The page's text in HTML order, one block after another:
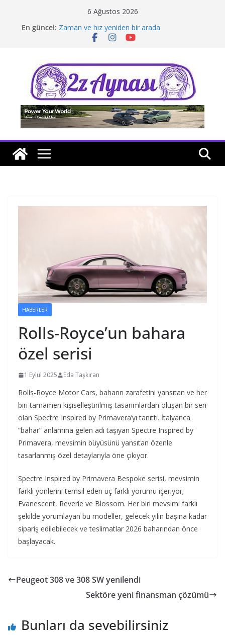
6 Ağustos 2026
En güncel: Zaman ve hız yeniden bir arada
Borusan Next Bodrum’da açıldı
Tatil rotasında test sürüşü
HABERLER
Rolls-Royce’un bahara
özel serisi
1 Eylül 2025 Eda Taşkıran
Rolls-Royce Motor Cars, baharın zarafetini yansıtan ve her
biri tamamen kişiselleştirilmiş tasarımlardan oluşan bir seri
olan Spectre Inspired by Primavera’yı tanıttı. İtalyanca
“bahar” anlamına gelen adı taşıyan Spectre Inspired by
Primavera, mevsimin büyüsünü yansıtan özenle
tasarlanmış özel detaylarıyla öne çıkıyor.
Spectre Inspired by Primavera Bespoke serisi, mevsimin
farklı yönlerini temsil eden üç farklı yorumu içeriyor;
Evanescent, Reverie ve Blossom. Her biri mevsimi farklı
şekilde yorumlayan bu modeller, gelecek yılın başına kadar
sipariş edilebilecek ve teslimatlar 2026 baharından önce
başlayacak.
Peugeot 308 ve 308 SW yenilendi
Sektöre yeni finansman çözümü
Bunları da sevebilirsiniz